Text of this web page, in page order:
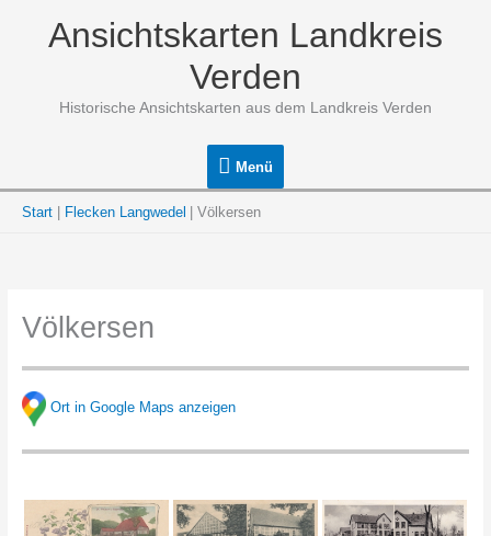
Ansichtskarten Landkreis
Verden
Historische Ansichtskarten aus dem Landkreis Verden
Menü
Menü
Start Flecken Langwedel Völkersen
Völkersen
Ort in Google Maps anzeigen